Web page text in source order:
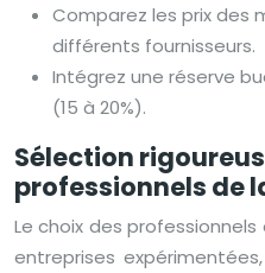
Comparez les prix des
différents fournisseurs.
Intégrez une réserve
(15 à 20%).
Sélection
professionnels de
Le choix des
entreprises